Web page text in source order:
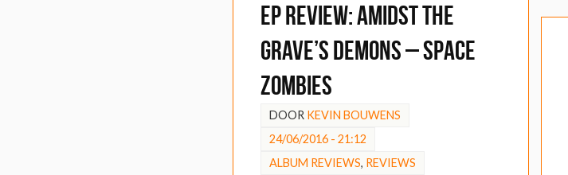
EP REVIEW: Amidst the
Grave’s Demons – Space
Zombies
DOOR KEVIN BOUWENS
24/06/2016 - 21:12
ALBUM REVIEWS, REVIEWS